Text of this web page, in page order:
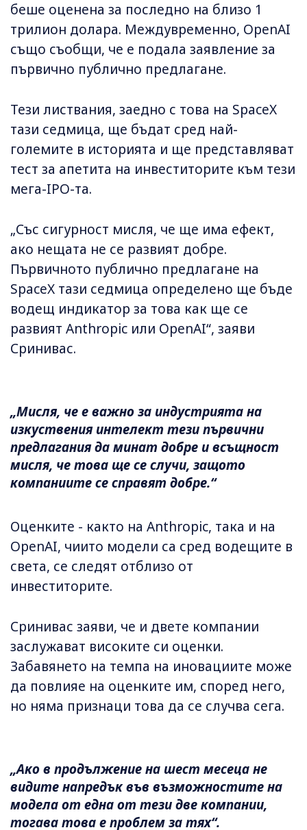
беше оценена за последно на близо 1
трилион долара. Междувременно, OpenAI
също съобщи, че е подала заявление за
първично публично предлагане.
Тези листвания, заедно с това на SpaceX
тази седмица, ще бъдат сред най-
големите в историята и ще представляват
тест за апетита на инвеститорите към тези
мега-IPO-та.
„Със сигурност мисля, че ще има ефект,
ако нещата не се развият добре.
Първичното публично предлагане на
SpaceX тази седмица определено ще бъде
водещ индикатор за това как ще се
развият Anthropic или OpenAI“, заяви
Сринивас.
„Мисля, че е важно за индустрията на
изкуствения интелект тези първични
предлагания да минат добре и всъщност
мисля, че това ще се случи, защото
компаниите се справят добре.“
Оценките - както на Anthropic, така и на
OpenAI, чиито модели са сред водещите в
света, се следят отблизо от
инвеститорите.
Сринивас заяви, че и двете компании
заслужават високите си оценки.
Забавянето на темпа на иновациите може
да повлияе на оценките им, според него,
но няма признаци това да се случва сега.
„Ако в продължение на шест месеца не
видите напредък във възможностите на
модела от една от тези две компании,
тогава това е проблем за тях“.